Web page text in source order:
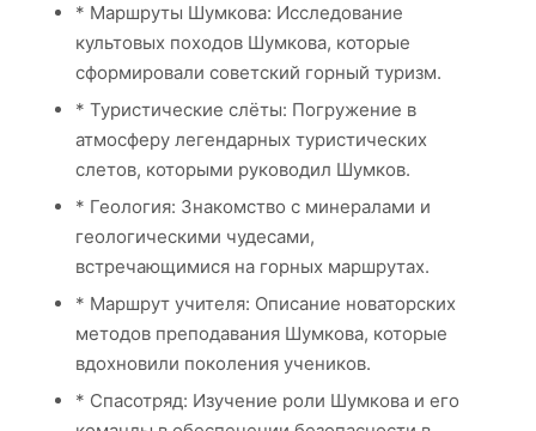
захватывающий мир горного туризма и наследия
Анатолия Шумкова. Нейросети стали
неотъемлемым инструментом на этом этапе. Им
поручили сгенерировать визуализацию здания
музея, отражающую его уникальную горную
тематику. После многочисленных итераций
нейросети предложили поразительный дизайн:
сверкающую пирамиду, парящую над
живописными горными пейзажами. Пирамида
стала символом музея. Ее грани, устремленные к
небу, олицетворяли восхождение на вершину, а
ее основание, погруженное в землю,
горного туризма.